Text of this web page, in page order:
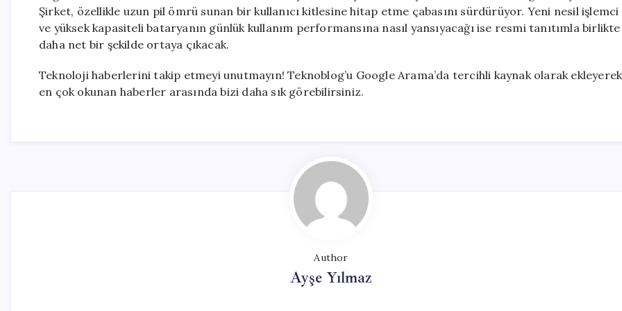
Şirket, özellikle uzun pil ömrü sunan bir kullanıcı kitlesine hitap etme çabasını sürdürüyor. Yeni nesil işlemci
ve yüksek kapasiteli bataryanın günlük kullanım performansına nasıl yansıyacağı ise resmi tanıtımla birlikte
daha net bir şekilde ortaya çıkacak.
Teknoloji haberlerini takip etmeyi unutmayın! Teknoblog’u Google Arama’da tercihli kaynak olarak ekleyerek
en çok okunan haberler arasında bizi daha sık görebilirsiniz.
Author
Ayşe Yılmaz